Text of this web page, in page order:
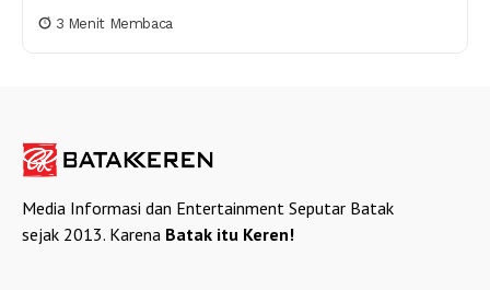
3 Menit Membaca
Media Informasi dan Entertainment Seputar Batak
sejak 2013. Karena Batak itu Keren!